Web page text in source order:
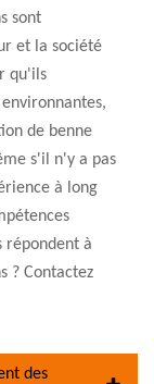
sont
et la société
qu'ils
de benne
s'il n'y a pas
à long
répondent à
? Contactez
des